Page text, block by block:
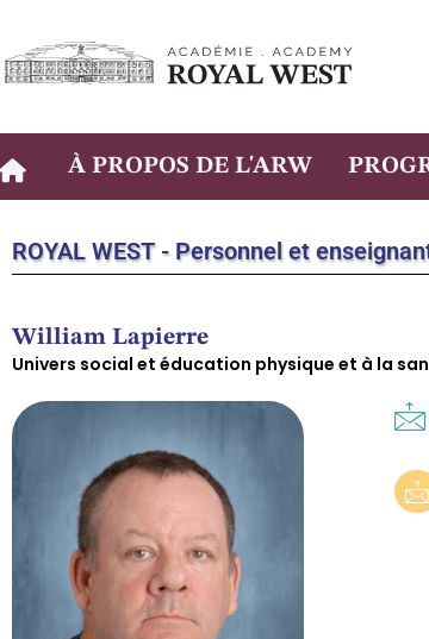
À PROPOS DE L'ARW
ROYAL WEST - Personnel et
William Lapierre
Univers social et éducation physique et à la